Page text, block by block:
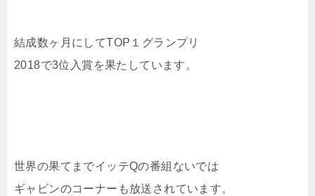
結成数ヶ月にしてTOP１グランプリ
2018で3位入賞を果たしています。
世界の果てまでイッテQの番組ないでは
ギャビンのコーナーも放送されています。